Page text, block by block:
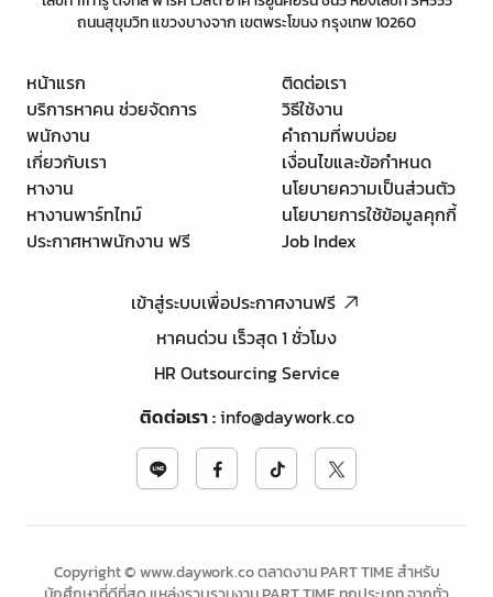
ถนนสุขุมวิท แขวงบางจาก เขตพระโขนง กรุงเทพ 10260
หน้าแรก
บริการหาคน ช่วยจัดการ
พนักงาน
เกี่ยวกับเรา
หางาน
หางานพาร์ทไทม์
ประกาศหาพนักงาน ฟรี
ติดต่อเรา
วิธีใช้งาน
คำถามที่พบบ่อย
เงื่อนไขและข้อกำหนด
นโยบายความเป็นส่วนตัว
นโยบายการใช้ข้อมูลคุกกี้
Job Index
เข้าสู่ระบบเพื่อประกาศงานฟรี
หาคนด่วน เร็วสุด 1 ชั่วโมง
HR Outsourcing Service
ติดต่อเรา:info@daywork.co
Copyright © www.daywork.co ตลาดงาน PART TIME สำหรับ